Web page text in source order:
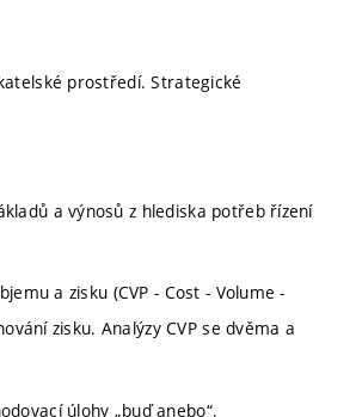
prostředí. Strategické
a výnosů z hlediska potřeb řízení
a zisku (CVP - Cost - Volume -
zisku. Analýzy CVP se dvěma a
úlohy „buď anebo“.